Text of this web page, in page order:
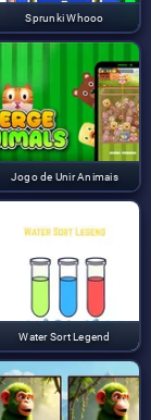
Sprunki Whooo
Jogo de Unir Animais
Water Sort Legend